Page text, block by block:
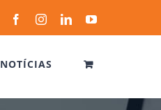
FacebookInstagramLinkedInYouTube
NOTÍCIAS